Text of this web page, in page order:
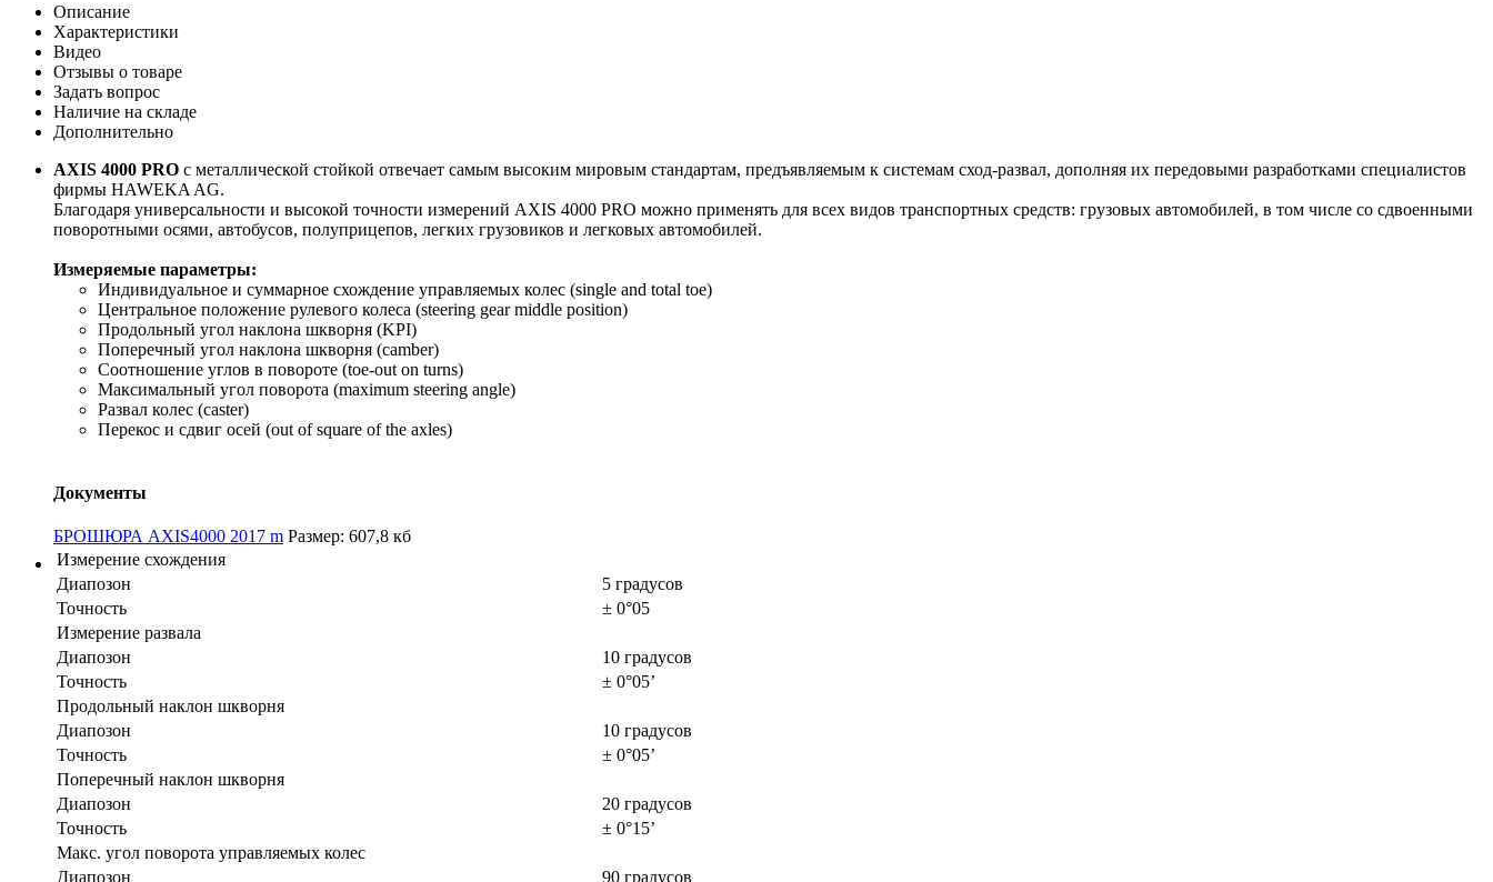
Описание
Характеристики
Видео
Отзывы о товаре
Задать вопрос
Наличие на складе
Дополнительно
AXIS 4000 PRO с металлической стойкой отвечает самым высоким мировым стандартам, предъявляемым к системам сход-развал, дополняя их передовыми разработками специалистов
фирмы HAWEKA AG.
Благодаря универсальности и высокой точности измерений AXIS 4000 PRO можно применять для всех видов транспортных средств: грузовых автомобилей, в том числе со сдвоенными
поворотными осями, автобусов, полуприцепов, легких грузовиков и легковых автомобилей.
Измеряемые параметры:
Индивидуальное и суммарное схождение управляемых колес (single and total toe)
Центральное положение рулевого колеса (steering gear middle position)
Продольный угол наклона шкворня (KPI)
Поперечный угол наклона шкворня (camber)
Соотношение углов в повороте (toe-out on turns)
Максимальный угол поворота (maximum steering angle)
Развал колес (caster)
Перекос и сдвиг осей (out of square of the axles)
Документы
БРОШЮРА AXIS4000 2017 m Размер: 607,8 кб
Измерение схождения
Диапозон
5 градусов
Точность
± 0°05
Измерение развала
Диапозон
10 градусов
Точность
± 0°05’
Продольный наклон шкворня
Диапозон
10 градусов
Точность
± 0°05’
Поперечный наклон шкворня
Диапозон
20 градусов
Точность
± 0°15’
Макс. угол поворота управляемых колес
Диапозон
90 градусов